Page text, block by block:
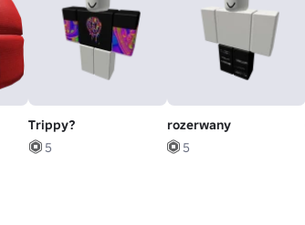
Trippy?
5
rozerwany
5